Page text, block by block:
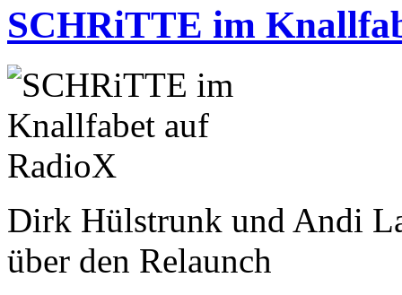
SCHRiTTE im
Dirk Hülstrunk und Andi
über den Relaunch